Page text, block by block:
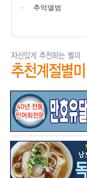
추억앨범